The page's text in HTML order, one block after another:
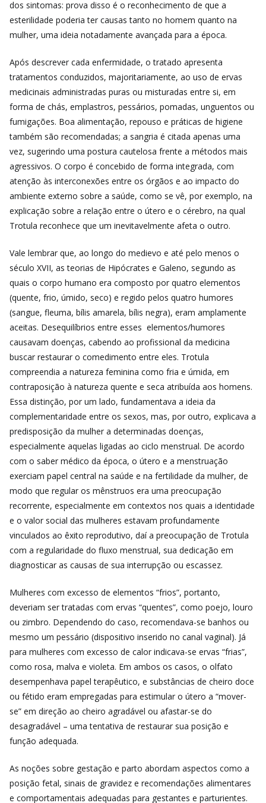
dos sintomas: prova disso é o reconhecimento de que a
esterilidade poderia ter causas tanto no homem quanto na
mulher, uma ideia notadamente avançada para a época.
Após descrever cada enfermidade, o tratado apresenta
tratamentos conduzidos, majoritariamente, ao uso de ervas
medicinais administradas puras ou misturadas entre si, em
forma de chás, emplastros, pessários, pomadas, unguentos ou
fumigações. Boa alimentação, repouso e práticas de higiene
também são recomendadas; a sangria é citada apenas uma
vez, sugerindo uma postura cautelosa frente a métodos mais
agressivos. O corpo é concebido de forma integrada, com
atenção às interconexões entre os órgãos e ao impacto do
ambiente externo sobre a saúde, como se vê, por exemplo, na
explicação sobre a relação entre o útero e o cérebro, na qual
Trotula reconhece que um inevitavelmente afeta o outro.
Vale lembrar que, ao longo do medievo e até pelo menos o
século XVII, as teorias de Hipócrates e Galeno, segundo as
quais o corpo humano era composto por quatro elementos
(quente, frio, úmido, seco) e regido pelos quatro humores
(sangue, fleuma, bílis amarela, bílis negra), eram amplamente
aceitas. Desequilíbrios entre esses elementos/humores
causavam doenças, cabendo ao profissional da medicina
buscar restaurar o comedimento entre eles. Trotula
compreendia a natureza feminina como fria e úmida, em
contraposição à natureza quente e seca atribuída aos homens.
Essa distinção, por um lado, fundamentava a ideia da
complementaridade entre os sexos, mas, por outro, explicava a
predisposição da mulher a determinadas doenças,
especialmente aquelas ligadas ao ciclo menstrual. De acordo
com o saber médico da época, o útero e a menstruação
exerciam papel central na saúde e na fertilidade da mulher, de
modo que regular os mênstruos era uma preocupação
recorrente, especialmente em contextos nos quais a identidade
e o valor social das mulheres estavam profundamente
vinculados ao êxito reprodutivo, daí a preocupação de Trotula
com a regularidade do fluxo menstrual, sua dedicação em
diagnosticar as causas de sua interrupção ou escassez.
Mulheres com excesso de elementos “frios”, portanto,
deveriam ser tratadas com ervas “quentes”, como poejo, louro
ou zimbro. Dependendo do caso, recomendava-se banhos ou
mesmo um pessário (dispositivo inserido no canal vaginal). Já
para mulheres com excesso de calor indicava-se ervas “frias”,
como rosa, malva e violeta. Em ambos os casos, o olfato
desempenhava papel terapêutico, e substâncias de cheiro doce
ou fétido eram empregadas ​​para estimular o útero a “mover-
se” em direção ao cheiro agradável ou afastar-se do
desagradável – uma tentativa de restaurar sua posição e
função adequada.
As noções sobre gestação e parto abordam aspectos como a
posição fetal, sinais de gravidez e recomendações alimentares
e comportamentais adequadas para gestantes e parturientes.